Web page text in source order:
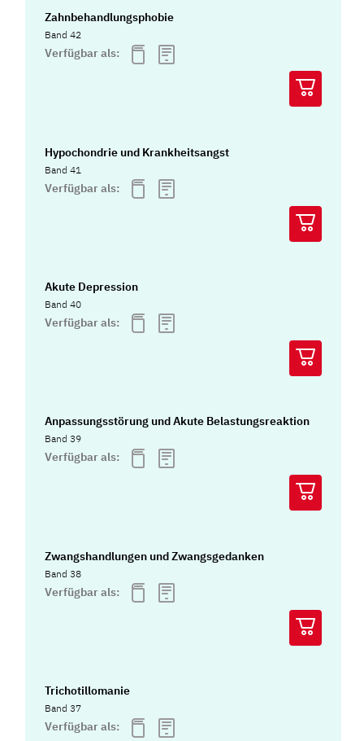
Zahnbehandlungsphobie
Band 42
Verfügbar als:
Hypochondrie und Krankheitsangst
Band 41
Verfügbar als:
Akute Depression
Band 40
Verfügbar als:
Anpassungsstörung und Akute Belastungsreaktion
Band 39
Verfügbar als:
Zwangshandlungen und Zwangsgedanken
Band 38
Verfügbar als:
Trichotillomanie
Band 37
Verfügbar als: